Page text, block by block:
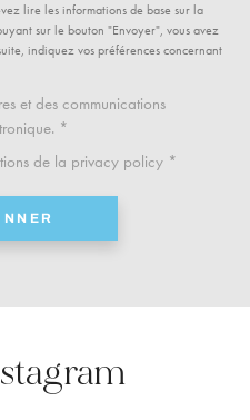
lire les informations de base sur la
sur le bouton "Envoyer", vous avez
indiquez vos préférences concernant
et des communications
*
de la privacy policy*